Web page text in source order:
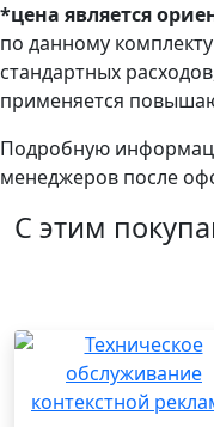
*цена является
по данному
стандартных
применяется
Подробную
менеджеров после
С этим